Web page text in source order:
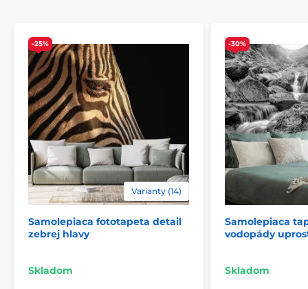
Ekologické a zdravotne nezávadné
Tlačová technológia je šetrná k životnému prostrediu,
vďaka čomu sú tapety vhodné do každej miestnosti.
Použité farby spĺňajú najprísnejšie normy a majú
certifikáty VOC a GREENGUARD GOLD. Tapety
neobsahujú PVC a lepidlo je na vodnej báze.
-25%
Varianty (14)
Samolepiaca fototapeta detail
zebrej hlavy
Skladom
-30%
Samolepiaca
vodopády
Skladom